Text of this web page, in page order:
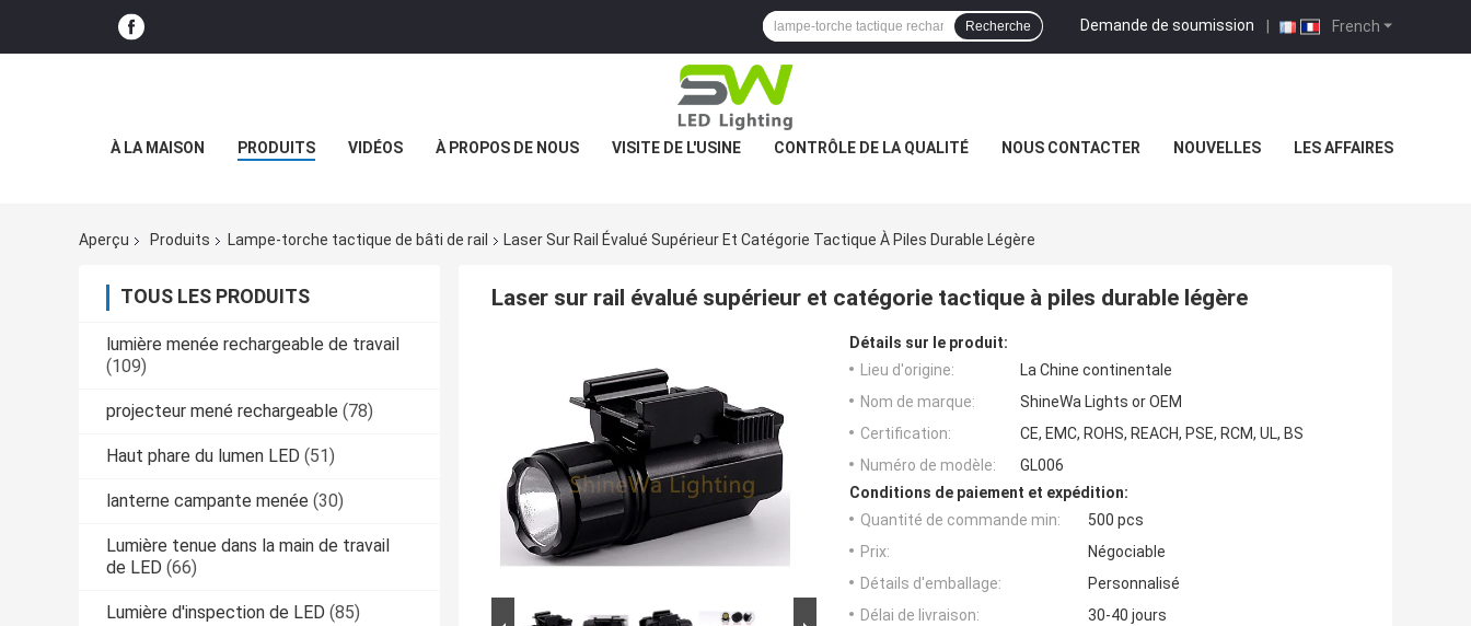
French
Demande de soumission |
Recherche
À LA MAISON PRODUITS VIDÉOS À PROPOS DE NOUS VISITE DE L'USINE CONTRÔLE DE LA QUALITÉ NOUS CONTACTER NOUVELLES LES AFFAIRES
Aperçu Produits Lampe-torche tactique de bâti de rail Laser Sur Rail Évalué Supérieur Et Catégorie Tactique À Piles Durable Légère
TOUS LES PRODUITS
lumière menée rechargeable de travail
(109)
projecteur mené rechargeable (78)
Haut phare du lumen LED (51)
lanterne campante menée (30)
Lumière tenue dans la main de travail
de LED (66)
Lumière d'inspection de LED (85)
Laser sur rail évalué supérieur et catégorie tactique à piles durable légère
Détails sur le produit:
Lieu d'origine:
La Chine continentale
Nom de marque:
ShineWa Lights or OEM
Certification:
CE, EMC, ROHS, REACH, PSE, RCM, UL, BS
Numéro de modèle:
GL006
Conditions de paiement et expédition:
Quantité de commande min:
500 pcs
Prix:
Négociable
Détails d'emballage:
Personnalisé
Délai de livraison:
30-40 jours